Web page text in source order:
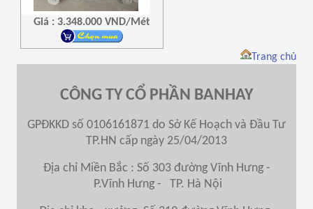
Giá : 3.348.000 VND/Mét
Trang chủ
CÔNG TY CỔ PHẦN BANHAY
GPĐKKD số 0106161871 do Sở Kế Hoạch và Đầu Tư
TP.HN cấp ngày 25/04/2013
Địa chỉ Miền Bắc : Số 303 đường Vĩnh Hưng -
P.Vĩnh Hưng - TP. Hà Nội